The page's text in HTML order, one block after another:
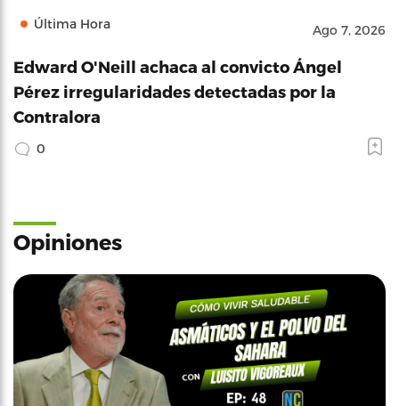
Última Hora Ago 7, 2026
Edward O'Neill achaca al convicto Ángel
Pérez irregularidades detectadas por la
Contralora
0
Opiniones